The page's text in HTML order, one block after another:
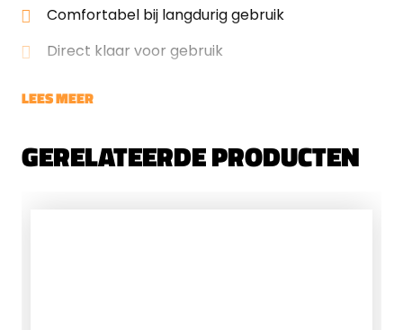
Comfortabel bij langdurig gebruik
Direct klaar voor gebruik
LEES MEER
GERELATEERDE PRODUCTEN